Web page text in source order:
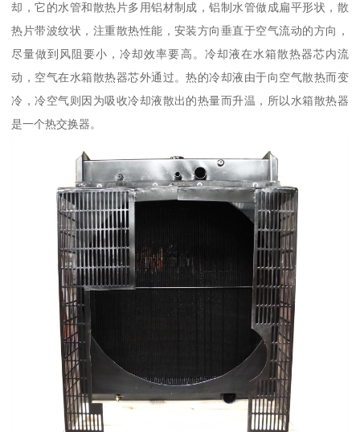
却，它的水管和散热片多用铝材制成，铝制水管做成扁平形状，散
热片带波纹状，注重散热性能，安装方向垂直于空气流动的方向，
尽量做到风阻要小，冷却效率要高。冷却液在水箱散热器芯内流
动，空气在水箱散热器芯外通过。热的冷却液由于向空气散热而变
冷，冷空气则因为吸收冷却液散出的热量而升温，所以水箱散热器
是一个热交换器。